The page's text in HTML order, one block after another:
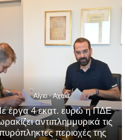
Αίγιο - Αχαΐα
έργα 4 εκατ. ευρώ η ΠΔΕ
αντιπλημμυρικά τις
περιοχές της
Αχαΐας